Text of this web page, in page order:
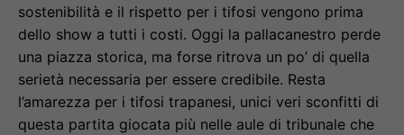
sostenibilità e il rispetto per i tifosi vengono prima
dello show a tutti i costi. Oggi la pallacanestro perde
una piazza storica, ma forse ritrova un po’ di quella
serietà necessaria per essere credibile. Resta
l’amarezza per i tifosi trapanesi, unici veri sconfitti di
questa partita giocata più nelle aule di tribunale che